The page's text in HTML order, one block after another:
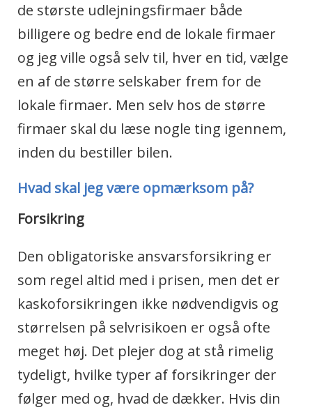
de største udlejningsfirmaer både
billigere og bedre end de lokale firmaer
og jeg ville også selv til, hver en tid, vælge
en af de større selskaber frem for de
lokale firmaer. Men selv hos de større
firmaer skal du læse nogle ting igennem,
inden du bestiller bilen.
Hvad skal jeg være opmærksom på?
Forsikring
Den obligatoriske ansvarsforsikring er
som regel altid med i prisen, men det er
kaskoforsikringen ikke nødvendigvis og
størrelsen på selvrisikoen er også ofte
meget høj. Det plejer dog at stå rimelig
tydeligt, hvilke typer af forsikringer der
følger med og, hvad de dækker. Hvis din